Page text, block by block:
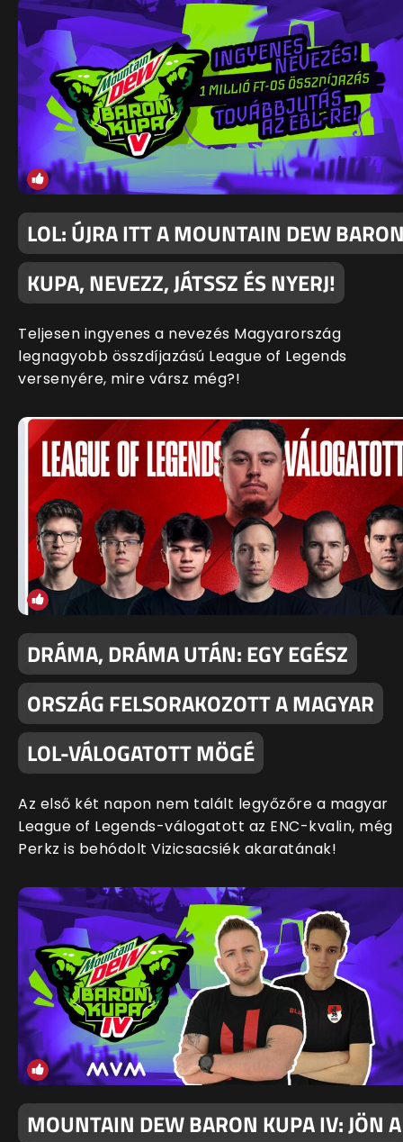
LOL: ÚJRA ITT A MOUNTAIN DEW
KUPA, NEVEZZ, JÁTSSZ ÉS NYERJ!
Teljesen ingyenes a nevezés Magyarország
legnagyobb összdíjazású League of Legends
versenyére, mire vársz még?!
DRÁMA, DRÁMA UTÁN: EGY EGÉSZ
ORSZÁG FELSORAKOZOTT A MAGYAR
LOL-VÁLOGATOTT MÖGÉ
Az első két napon nem talált legyőzőre a magyar
League of Legends-válogatott az ENC-kvalin, még
Perkz is behódolt Vizicsacsiék akaratának!
MOUNTAIN DEW BARON KUPA IV: JÖN A